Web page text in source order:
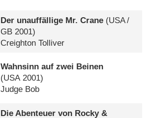
Der unauffällige Mr. Crane (USA/
GB 2001)
Creighton Tolliver
Wahnsinn auf zwei Beinen
(USA2001)
Judge Bob
Die Abenteuer von Rocky &